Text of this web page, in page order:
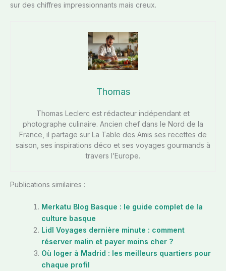
sur des chiffres impressionnants mais creux.
Thomas
Thomas Leclerc est rédacteur indépendant et
photographe culinaire. Ancien chef dans le Nord de la
France, il partage sur La Table des Amis ses recettes de
saison, ses inspirations déco et ses voyages gourmands à
travers l’Europe.
Publications similaires :
Merkatu Blog Basque : le guide complet de la
culture basque
Lidl Voyages dernière minute : comment
réserver malin et payer moins cher ?
Où loger à Madrid : les meilleurs quartiers pour
chaque profil